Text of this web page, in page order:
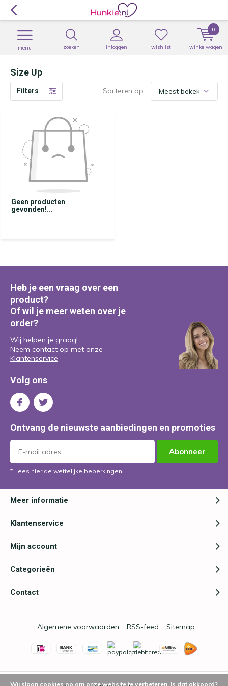
zoeken inloggen
menu wishlist winkelwagen
0
Size Up
Filters Sorteren op:
Geen producten
gevonden!...
Heb je een vraag over een
product?
Of wil je meer weten over je
order?
Wij helpen je graag!
Neem contact op met onze
Klantenservice
Volg ons
Ontvang de nieuwste aanbiedingen en promoties
Abonneer
* Lees hier de wettelijke beperkingen
Meer informatie
Klantenservice
Mijn account
Categorieën
Contact
Algemene voorwaarden RSS-feed Sitemap
Wij slaan cookies op om onze website te verbeteren. Is dat akkoord?